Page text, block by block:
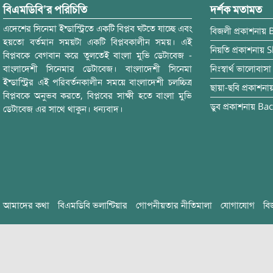
বিএমডিবি’র পরিচিতি
এদেশের সিনেমা ইন্ডাস্ট্রিতে একটি বিপ্লব ঘটতে যাচ্ছে এবং
হয়তো বর্তমান সময়টা একটি বিপ্লবকালীন সময়। এই
বিপ্লবকে বেগবান করে তুলতেই বাংলা মুভি ডেটাবেজ -
বাংলাদেশী সিনেমার ডেটাবেজ। বাংলাদেশী সিনেমা
ইন্ডাস্ট্রির এই পরিবর্তনকালীন সময়ে বাংলাদেশী চলচ্চিত্র
বিপ্লবকে অনুভব করতে, বিপ্লবের সাক্ষী হতে বাংলা মুভি
ডেটাবেজ এর সাথে থাকুন। ধন্যবাদ।
দর্শক মতামত
বিজলী প্রকাশনায়
নিয়তি প্রকাশনায়
নিঃস্বার্থ ভালোবাসা
ছায়া-ছবি
ডুব প্রকাশনায়
আমাদের কথা বিএমডিবি ভলান্টিয়ার গোপনীয়তার নীতিমালা যোগাযোগ